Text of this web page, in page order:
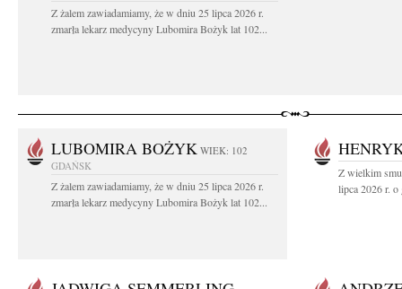
Z żalem zawiadamiamy, że w dniu 25 lipca 2026 r.
zmarła lekarz medycyny Lubomira Bożyk lat 102...
LUBOMIRA BOŻYK WIEK: 102
GDAŃSK
Z żalem zawiadamiamy, że w dniu 25 lipca 2026 r.
zmarła lekarz medycyny Lubomira Bożyk lat 102...
Z wielkim
lipca 2026 r. o